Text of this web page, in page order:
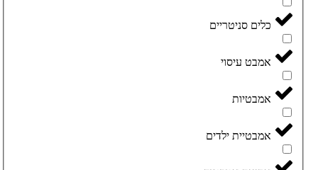
כלים סניטריים
אמבט עיסוי
אמבטיות
אמבטיית ילדים